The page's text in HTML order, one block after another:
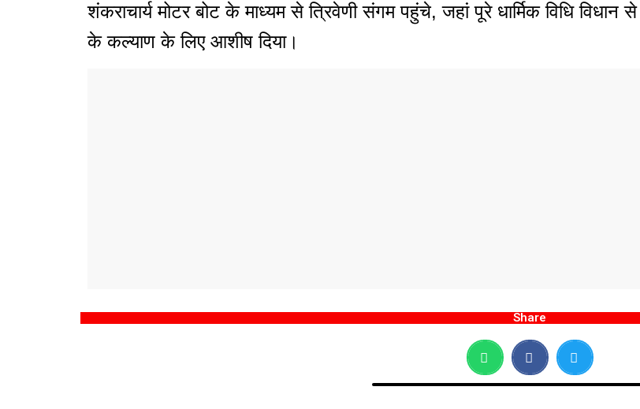
शंकराचार्य मोटर बोट के माध्यम से त्रिवेणी संगम पहुंचे, जहां पूरे धार्मिक विधि
के कल्याण के लिए आशीष दिया।
Share